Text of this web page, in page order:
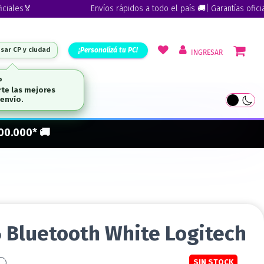
Envíos rápidos a todo el país 🚚| Garantías
CP y ciudad ¡Personalizá tu PC! INGRESAR
🚚
Bluetooth White Logitech
SIN STOCK
las mejores